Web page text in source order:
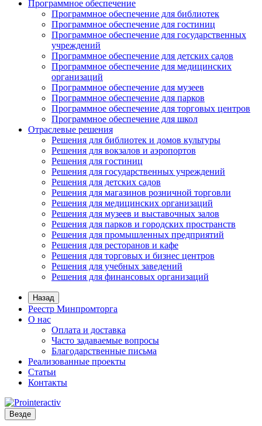
Программное обеспечение
Программное обеспечение для библиотек
Программное обеспечение для гостиниц
Программное обеспечение для государственных
учреждений
Программное обеспечение для детских садов
Программное обеспечение для медицинских
организаций
Программное обеспечение для музеев
Программное обеспечение для парков
Программное обеспечение для торговых центров
Программное обеспечение для школ
Отраслевые решения
Решения для библиотек и домов культуры
Решения для вокзалов и аэропортов
Решения для гостиниц
Решения для государственных учреждений
Решения для детских садов
Решения для магазинов розничной торговли
Решения для медицинских организаций
Решения для музеев и выставочных залов
Решения для парков и городских пространств
Решения для промышленных предприятий
Решения для ресторанов и кафе
Решения для торговых и бизнес центров
Решения для учебных заведений
Решения для финансовых организаций
Назад
Реестр Минпромторга
О нас
Оплата и доставка
Часто задаваемые вопросы
Благодарственные письма
Реализованные проекты
Статьи
Контакты
Везде